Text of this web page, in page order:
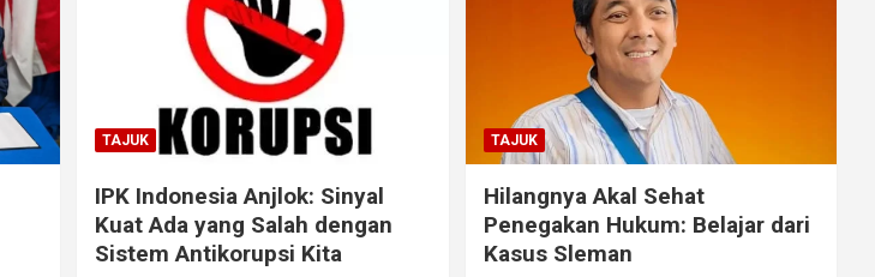
TAJUK
IPK Indonesia Anjlok: Sinyal
Kuat Ada yang Salah dengan
Sistem Antikorupsi Kita
TAJUK
Hilangnya Akal Sehat
Penegakan Hukum: Belajar dari
Kasus Sleman